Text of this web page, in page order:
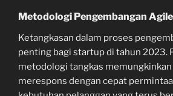
Metodologi Pengembangan Agile
Ketangkasan dalam proses
penting bagi startup di tahun 2023.
metodologi tangkas memungkinkan
merespons dengan cepat